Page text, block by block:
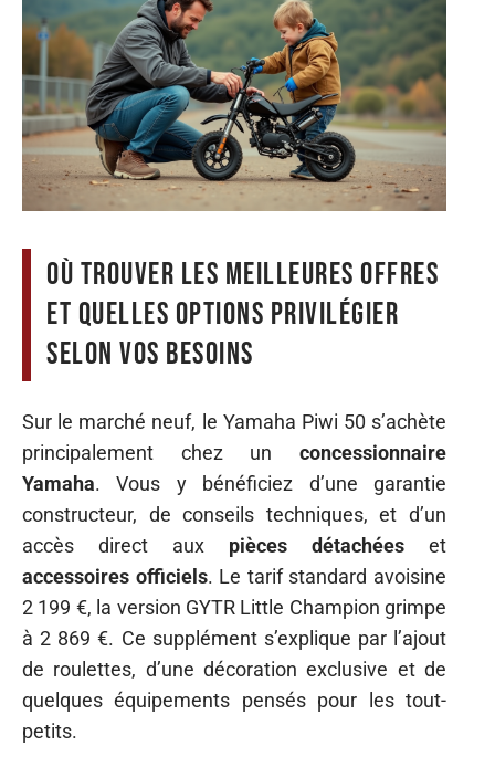
Où trouver les meilleures offres
et quelles options privilégier
selon vos besoins
Sur le marché neuf, le Yamaha Piwi 50 s’achète
principalement chez un concessionnaire
Yamaha. Vous y bénéficiez d’une garantie
constructeur, de conseils techniques, et d’un
accès direct aux pièces détachées et
accessoires officiels. Le tarif standard avoisine
2 199 €, la version GYTR Little Champion grimpe
à 2 869 €. Ce supplément s’explique par l’ajout
de roulettes, d’une décoration exclusive et de
quelques équipements pensés pour les tout-
petits.